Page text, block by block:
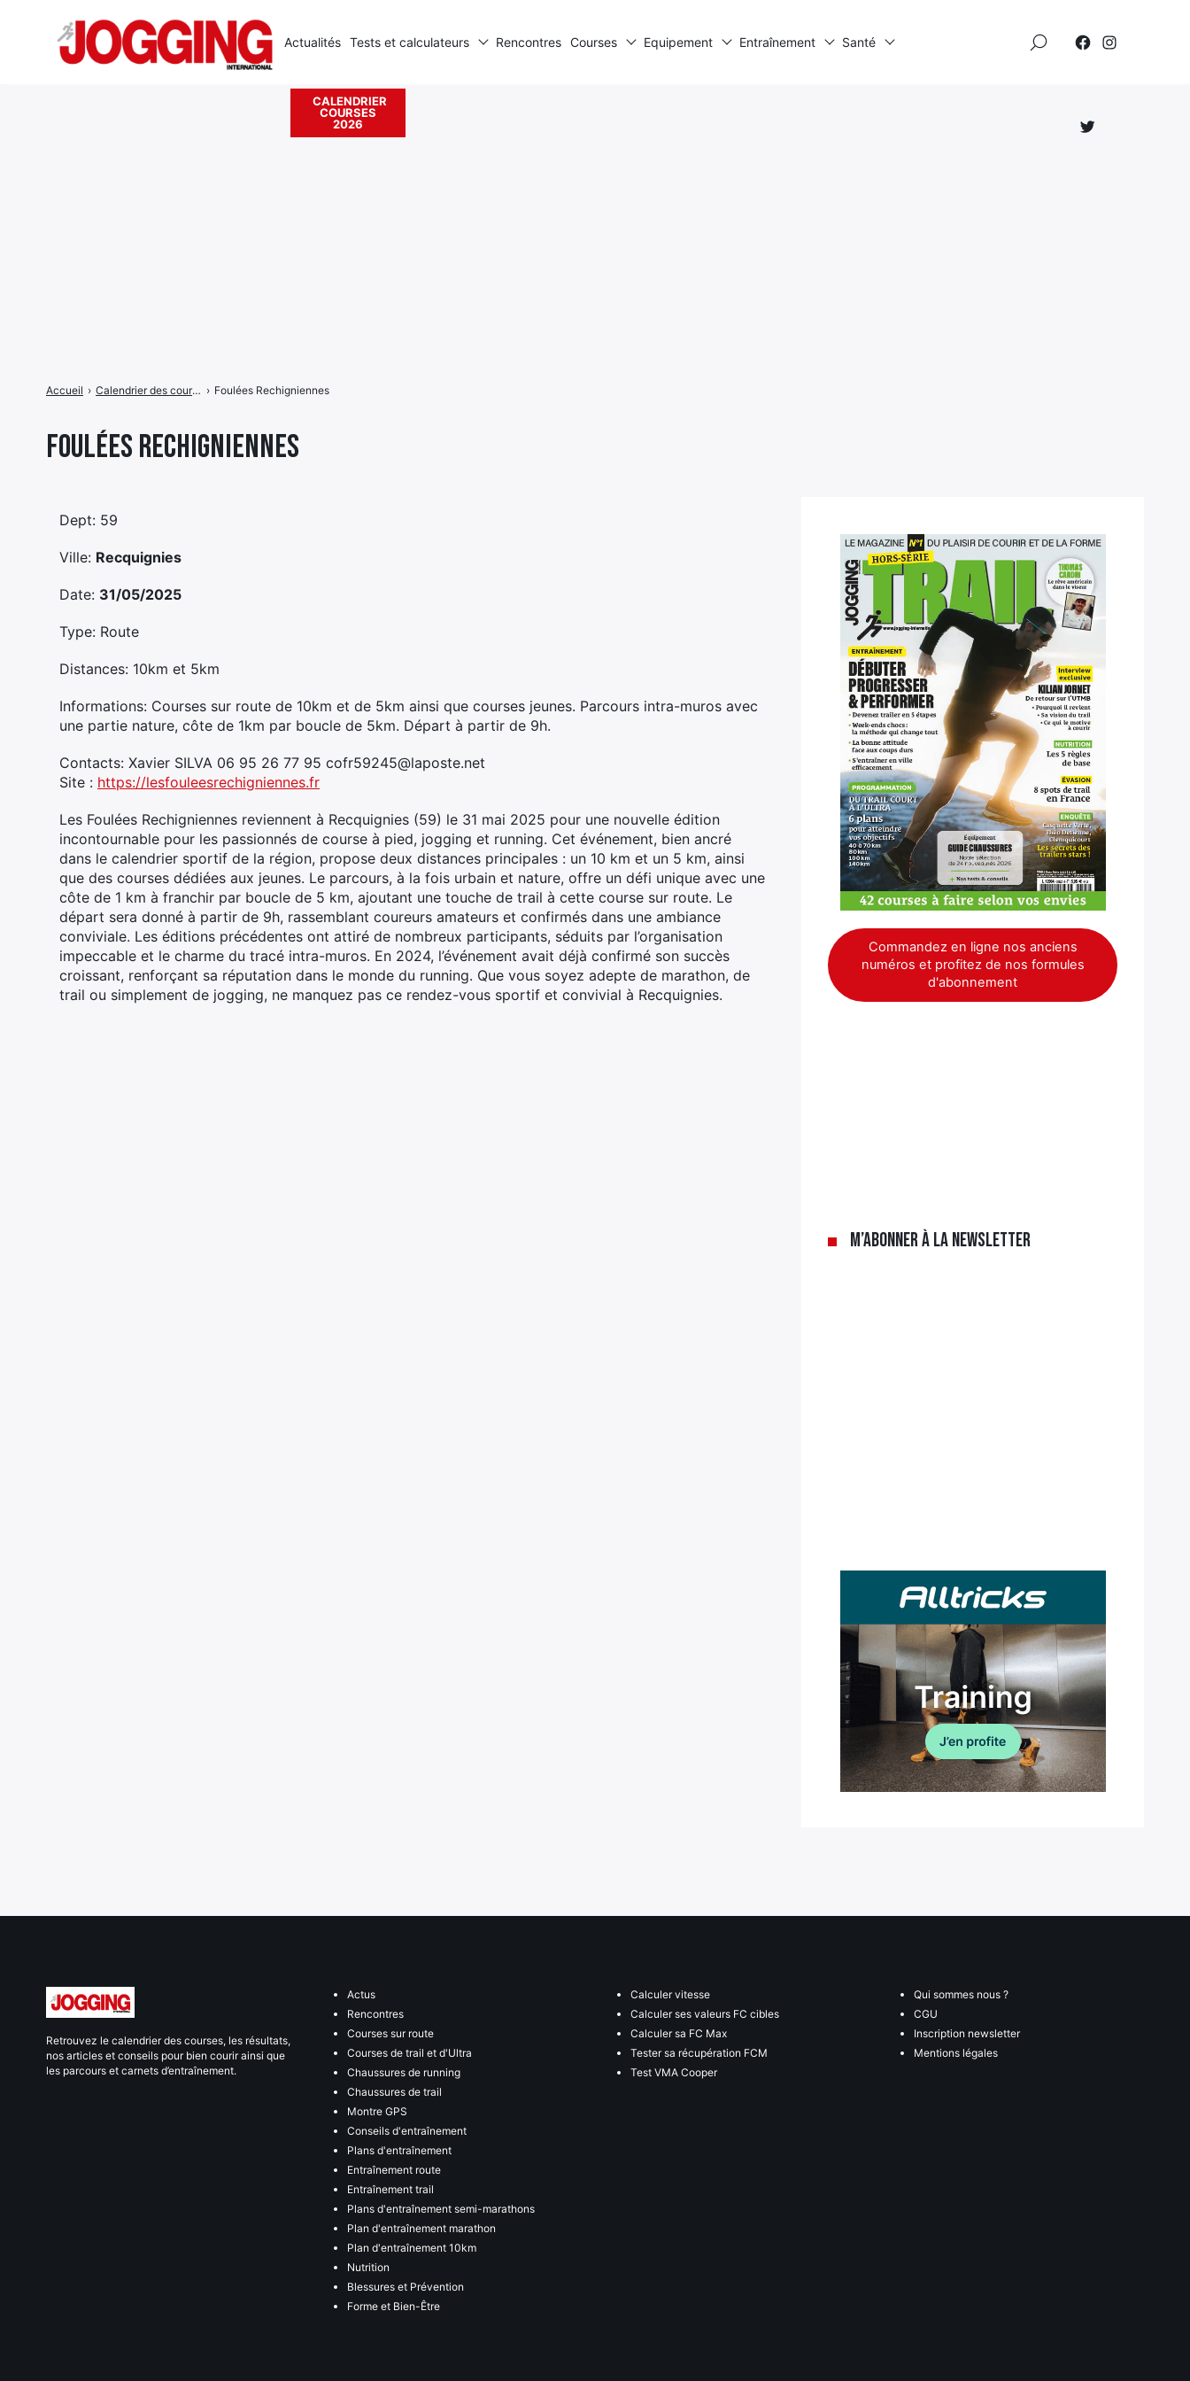
Foulées Rechigniennes
Accueil › Calendrier des courses › Foulées Rechigniennes
Dept: 59
Ville: Recquignies
Date: 31/05/2025
Type: Route
Distances: 10km et 5km
Informations: Courses sur route de 10km et de 5km ainsi que courses jeunes. Parcours intra-muros avec
une partie nature, côte de 1km par boucle de 5km. Départ à partir de 9h.
Contacts: Xavier SILVA 06 95 26 77 95 cofr59245@laposte.net
Site : https://lesfouleesrechigniennes.fr
Les Foulées Rechigniennes reviennent à Recquignies (59) le 31 mai 2025 pour une nouvelle édition
incontournable pour les passionnés de course à pied, jogging et running. Cet événement, bien ancré
dans le calendrier sportif de la région, propose deux distances principales : un 10 km et un 5 km, ainsi
que des courses dédiées aux jeunes. Le parcours, à la fois urbain et nature, offre un défi unique avec une
côte de 1 km à franchir par boucle de 5 km, ajoutant une touche de trail à cette course sur route. Le
départ sera donné à partir de 9h, rassemblant coureurs amateurs et confirmés dans une ambiance
conviviale. Les éditions précédentes ont attiré de nombreux participants, séduits par l’organisation
impeccable et le charme du tracé intra-muros. En 2024, l’événement avait déjà confirmé son succès
croissant, renforçant sa réputation dans le monde du running. Que vous soyez adepte de marathon, de
trail ou simplement de jogging, ne manquez pas ce rendez-vous sportif et convivial à Recquignies.
Commandez en ligne nos anciens
numéros et profitez de nos formules
d'abonnement
M’abonner à la newsletter
Actualités Tests et calculateurs Rencontres Courses Equipement Entraînement Santé
CALENDRIER
COURSES
2026
Élément
Retrouvez le calendrier des courses, les résultats,
nos articles et conseils pour bien courir ainsi que
les parcours et carnets d’entraînement.
Actus
Rencontres
Courses sur route
Courses de trail et d'Ultra
Chaussures de running
Chaussures de trail
Montre GPS
Conseils d'entraînement
Plans d'entraînement
Entraînement route
Entraînement trail
Plans d'entraînement semi-marathons
Plan d'entraînement marathon
Plan d'entraînement 10km
Nutrition
Blessures et Prévention
Forme et Bien-Être
Calculer vitesse
Calculer ses valeurs FC cibles
Calculer sa FC Max
Tester sa récupération FCM
Test VMA Cooper
Qui sommes nous ?
CGU
Inscription newsletter
Mentions légales
Rechercher